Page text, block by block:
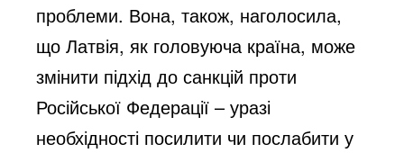
проблеми. Вона, також, наголосила,
що Латвія, як головуюча країна, може
змінити підхід до санкцій проти
Російської Федерації – уразі
необхідності посилити чи послабити у